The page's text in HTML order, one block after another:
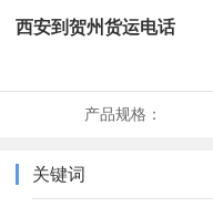
西安到贺州货运电话
产品规格：
关键词